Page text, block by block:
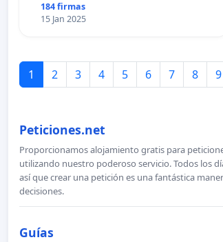
184 firmas
15 Jan 2025
1 2 3 4 5 6 7 8 9
Peticiones.net
Proporcionamos alojamiento gratis para
utilizando nuestro poderoso servicio. Todos los
así que crear una petición es una fantástica
decisiones.
Guías